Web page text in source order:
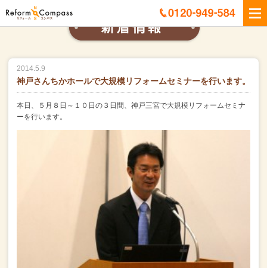
2014.5.9
神戸さんちかホールで大規模リフォームセミナーを行います。
本日、５月８日～１０日の３日間、神戸三宮で大規模リフォームセミナ
ーを行います。